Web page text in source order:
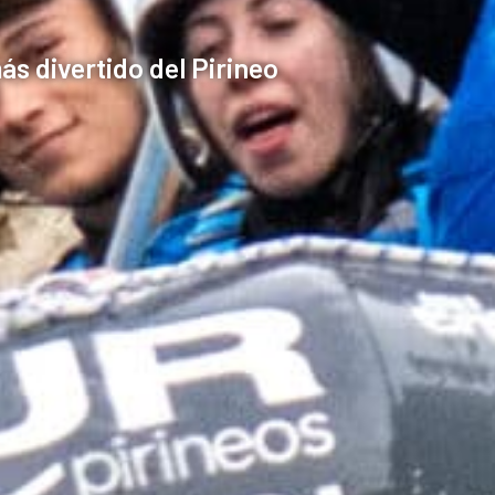
divertido del Pirineo